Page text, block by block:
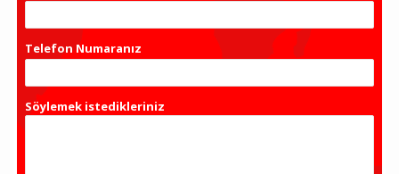
Telefon Numaranız
Söylemek istedikleriniz